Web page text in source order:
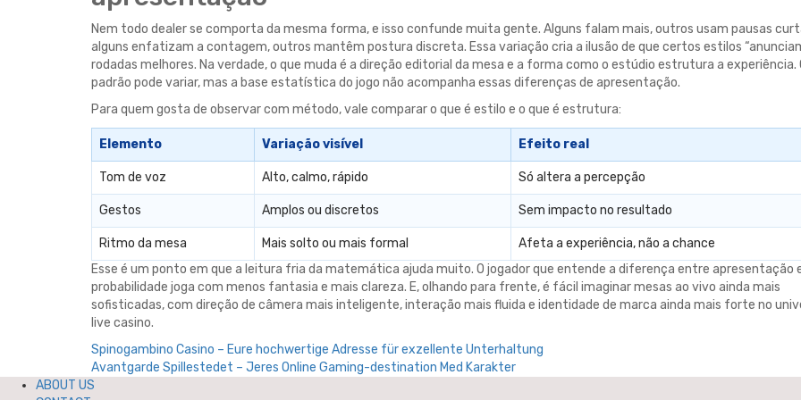
Nem todo dealer se comporta da mesma forma, e isso confunde muita gente. Alguns falam mais, outros usam pausas
alguns enfatizam a contagem, outros mantêm postura discreta. Essa variação cria a ilusão de que certos estilos
rodadas melhores. Na verdade, o que muda é a direção editorial da mesa e a forma como o estúdio estrutura a experiência.
padrão pode variar, mas a base estatística do jogo não acompanha essas diferenças de apresentação.
Para quem gosta de observar com método, vale comparar o que é estilo e o que é estrutura:
Elemento Variação visível Efeito real
Tom de voz Alto, calmo, rápido Só altera a percepção
Gestos Amplos ou discretos Sem impacto no resultado
Ritmo da mesa Mais solto ou mais formal
Afeta a experiência, não a chance
Esse é um ponto em que a leitura fria da matemática ajuda muito. O jogador que entende a diferença entre apresentação
probabilidade joga com menos fantasia e mais clareza. E, olhando para frente, é fácil imaginar mesas ao vivo ainda mais
sofisticadas, com direção de câmera mais inteligente, interação mais fluida e identidade de marca ainda mais forte no
live casino.
Post
navigation
Spinogambino Casino – Eure hochwertige Adresse für exzellente Unterhaltung
Avantgarde Spillestedet – Jeres Online Gaming-destination Med Karakter
ABOUT US